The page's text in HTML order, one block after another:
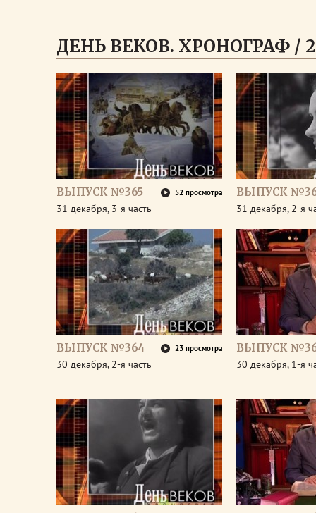
ДЕНЬ ВЕКОВ. ХРОНОГРАФ /
ВЫПУСК №365 52 просмотра
31 декабря, 3-я часть
ВЫПУСК
31 декабря, 2-я
ВЫПУСК №364 23 просмотра
30 декабря, 2-я часть
ВЫПУСК
30 декабря, 1-я